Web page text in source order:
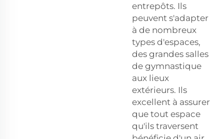
entrepôts. Ils
peuvent s'adapter
à de nombreux
types d'espaces,
des grandes salles
de gymnastique
aux lieux
extérieurs. Ils
excellent à assurer
que tout espace
qu'ils traversent